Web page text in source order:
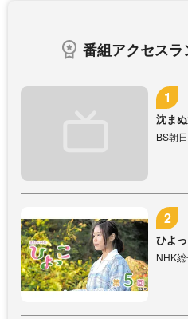
番組アクセスラ
沈ま
BS朝
ひよ
NHK